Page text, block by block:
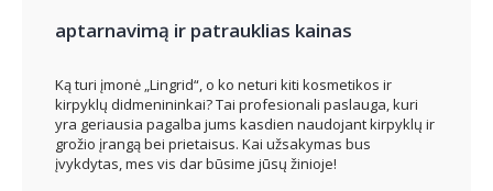
aptarnavimą ir patrauklias kainas
Ką turi įmonė „Lingrid“, o ko neturi kiti kosmetikos ir
kirpyklų didmenininkai? Tai profesionali paslauga, kuri
yra geriausia pagalba jums kasdien naudojant kirpyklų ir
grožio įrangą bei prietaisus. Kai užsakymas bus
įvykdytas, mes vis dar būsime jūsų žinioje!